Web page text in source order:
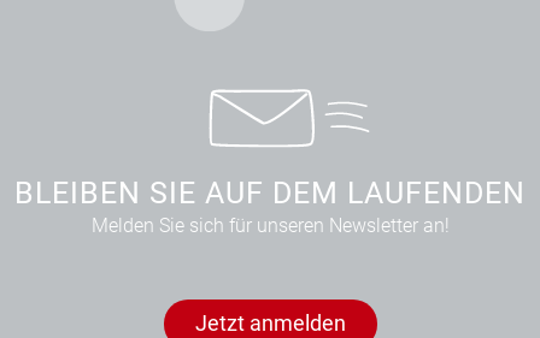
BLEIBEN SIE AUF DEM LAUFENDEN
Melden Sie sich für unseren Newsletter an!
Jetzt anmelden